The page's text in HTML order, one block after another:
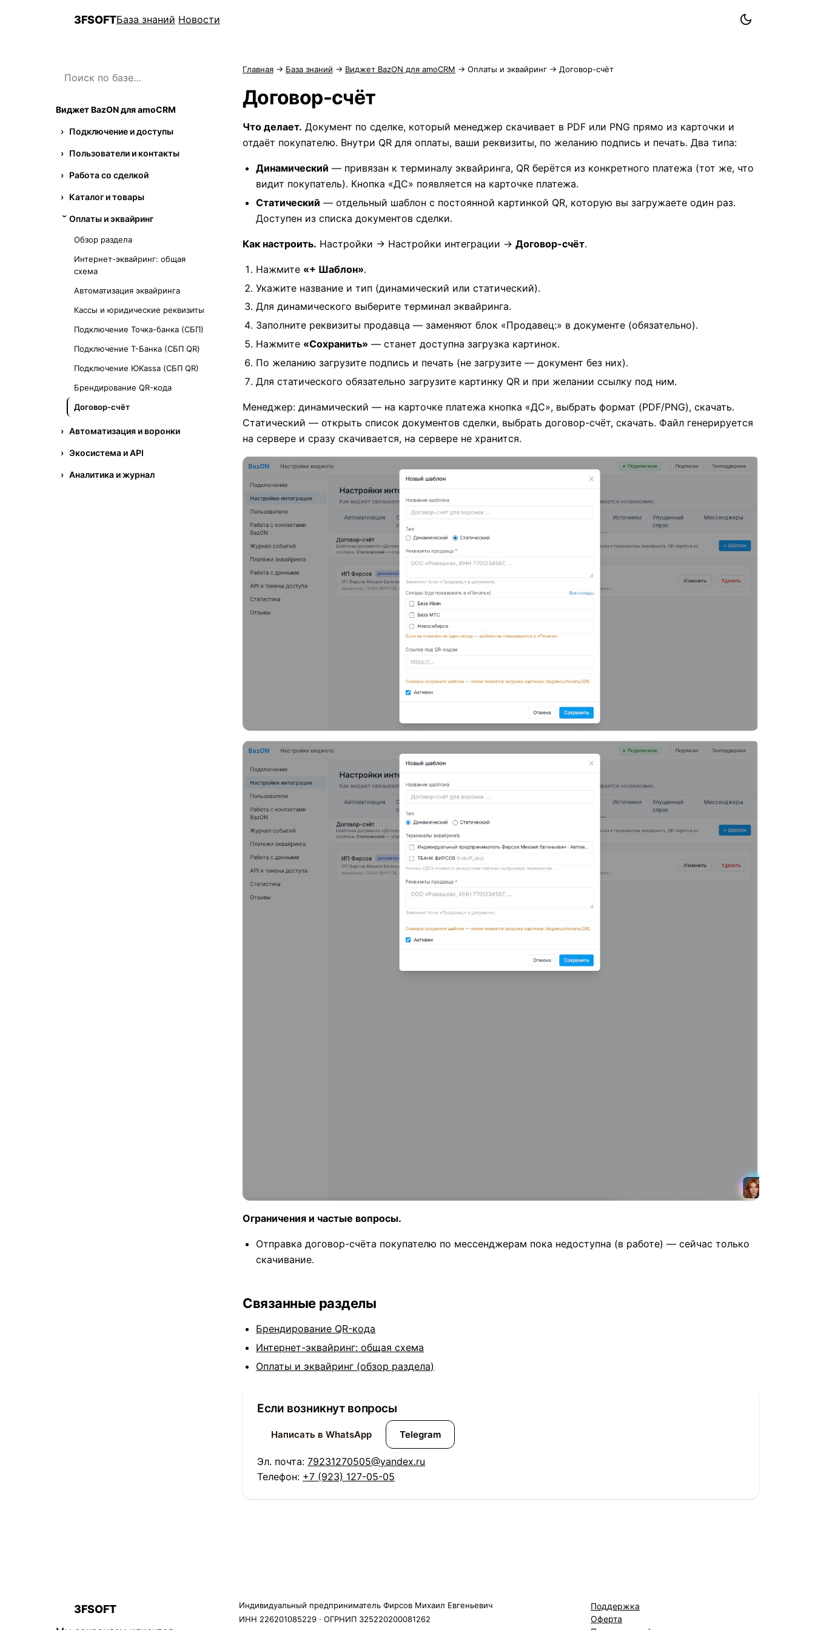
3FSOFTБаза знаний Новости
Виджет BazON для amoCRM
Подключение и доступы
Пользователи и контакты
Работа со сделкой
Каталог и товары
Оплаты и эквайринг
Обзор раздела
Интернет-эквайринг: общая
схема
Автоматизация эквайринга
Кассы и юридические реквизиты
Подключение Точка-банка (СБП)
Подключение Т-Банка (СБП QR)
Подключение ЮKassa (СБП QR)
Брендирование QR-кода
Договор-счёт
Автоматизация и воронки
Экосистема и API
Аналитика и журнал
Главная → База знаний → Виджет BazON для amoCRM → Оплаты и эквайринг → Договор-счёт
Договор-счёт
Что делает. Документ по сделке, который менеджер скачивает в PDF или PNG прямо из карточки и
отдаёт покупателю. Внутри QR для оплаты, ваши реквизиты, по желанию подпись и печать. Два типа:
Динамический — привязан к терминалу эквайринга, QR берётся из конкретного платежа (тот же, что
видит покупатель). Кнопка «ДС» появляется на карточке платежа.
Статический — отдельный шаблон с постоянной картинкой QR, которую вы загружаете один раз.
Доступен из списка документов сделки.
Как настроить. Настройки → Настройки интеграции → Договор-счёт.
Нажмите «+ Шаблон».
Укажите название и тип (динамический или статический).
Для динамического выберите терминал эквайринга.
Заполните реквизиты продавца — заменяют блок «Продавец:» в документе (обязательно).
Нажмите «Сохранить» — станет доступна загрузка картинок.
По желанию загрузите подпись и печать (не загрузите — документ без них).
Для статического обязательно загрузите картинку QR и при желании ссылку под ним.
Менеджер: динамический — на карточке платежа кнопка «ДС», выбрать формат (PDF/PNG), скачать.
Статический — открыть список документов сделки, выбрать договор-счёт, скачать. Файл генерируется
на сервере и сразу скачивается, на сервере не хранится.
Ограничения и частые вопросы.
Отправка договор-счёта покупателю по мессенджерам пока недоступна (в работе) — сейчас только
скачивание.
Связанные разделы
Брендирование QR-кода
Интернет-эквайринг: общая схема
Оплаты и эквайринг (обзор раздела)
Если возникнут вопросы
Написать в WhatsApp Telegram
Эл. почта: 79231270505@yandex.ru
Телефон: +7 (923) 127-05-05
3FSOFT
Индивидуальный предприниматель Фирсов Михаил Евгеньевич
ИНН 226201085229 · ОГРНИП 325220200081262
Поддержка
Оферта